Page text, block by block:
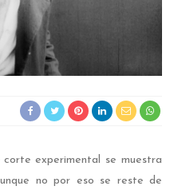
experimental se muestra
no por eso se reste de